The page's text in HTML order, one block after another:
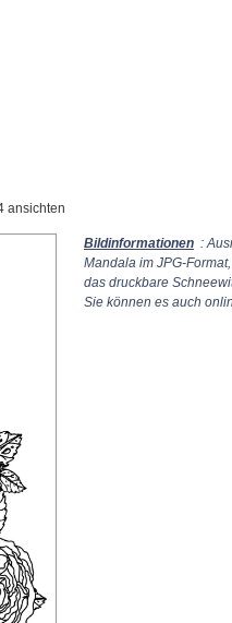
ansichten
Bildinformationen :
Mandala im JPG-
das druckbare
Sie können es auch